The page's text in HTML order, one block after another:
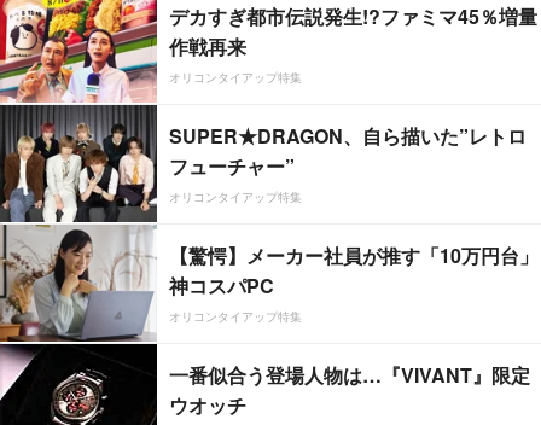
デカすぎ都市伝説発生!?ファミマ45％増量
作戦再来
オリコンタイアップ特集
SUPER★DRAGON、自ら描いた”レトロ
フューチャー”
オリコンタイアップ特集
【驚愕】メーカー社員が推す「10万円台」
神コスパPC
オリコンタイアップ特集
一番似合う登場人物は…『VIVANT』限定
ウオッチ